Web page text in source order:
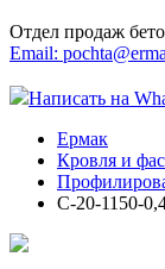
Отдел продаж
Email:
Написать на
Ермак
Кровля и
С-20-1150-